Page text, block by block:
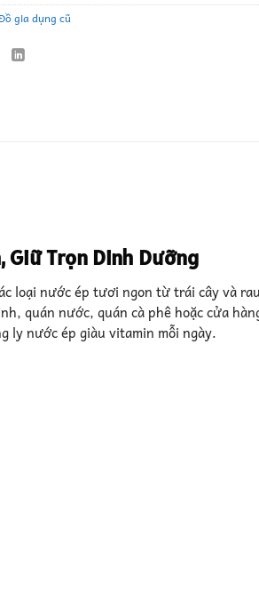
gia dụng cũ
Giữ Trọn Dinh Dưỡng
loại nước ép tươi ngon từ trái cây và
quán nước, quán cà phê hoặc cửa
ly nước ép giàu vitamin mỗi ngày.